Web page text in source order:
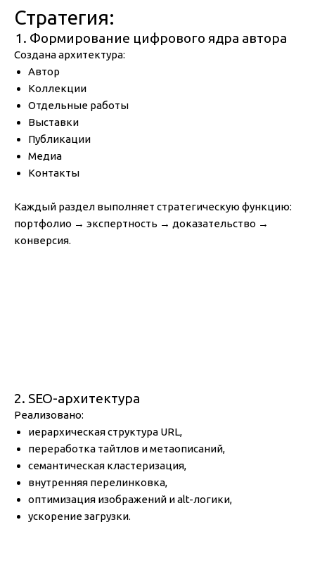
Стратегия:
Формирование цифрового ядра автора
Создана архитектура:
Автор
Коллекции
Отдельные работы
Выставки
Публикации
Медиа
Контакты
Каждый раздел выполняет стратегическую функцию:
портфолио → экспертность → доказательство →
конверсия.
2. SEO-архитектура
Реализовано:
иерархическая структура URL,
переработка тайтлов и метаописаний,
семантическая кластеризация,
внутренняя перелинковка,
оптимизация изображений и alt-логики,
ускорение загрузки.